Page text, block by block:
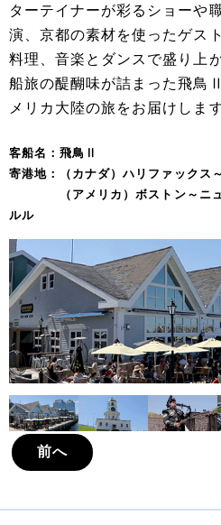
ターテイナーが彩るショーや
演、京都の素材を使ったゲス
料理、音楽とダンスで盛り上
船旅の醍醐味が詰まった飛鳥
メリカ大陸の旅をお届けします
客船名：飛鳥Ⅱ
寄港地：（カナダ）ハリファックス～
（アメリカ）ボストン～ニ
ルル
前へ